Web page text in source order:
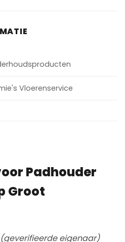
Vloerenservice
Padhouder
Groot
(geverifieerde eigenaar)